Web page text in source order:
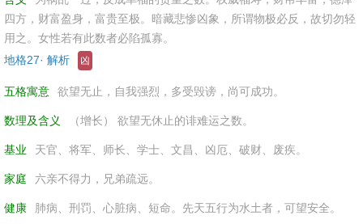
四方，财富盈身，富贵至极。暗藏悲惨凶象，所谓物极必反，故切勿轻
用之。女性若有此数者必陷孤寡。
地格27· 解析
凶
五格寓意 欲望无止，自我强烈，多受毁谤，尚可成功。
数理及含义 （增长） 欲望无休止的诽难运之数。
基业 天官、将军、师长、学士、文昌、凶厄、破财、废疾。
家庭 六亲不得力，兄弟疏远。
健康 肺病、刑罚、心脏病、短命。先天五行为水土者，可望安全。